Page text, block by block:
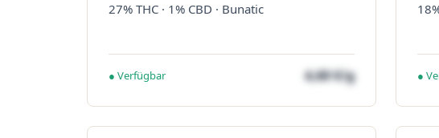
27% THC · 1% CBD · Bunatic
● Verfügbar 4,60 €/g ●